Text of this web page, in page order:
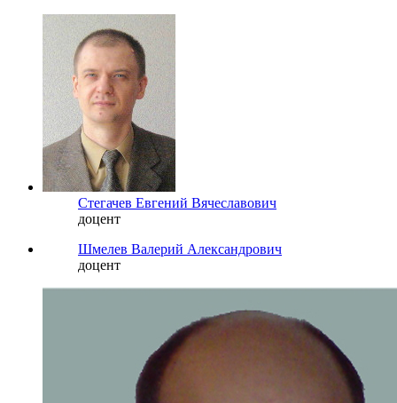
Стегачев Евгений Вячеславович
доцент
Шмелев Валерий Александрович
доцент